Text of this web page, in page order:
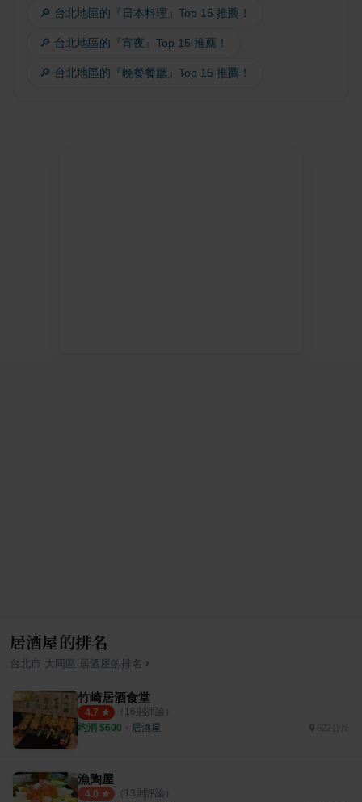
🔎 台北地區的『日本料理』Top 15 推薦！
🔎 台北地區的『宵夜』Top 15 推薦！
🔎 台北地區的『晚餐餐廳』Top 15 推薦！
居酒屋的排名
台北市 大同區 居酒屋 的排名 ›
竹崎居酒食堂
4.7 （ 16則評論）
均消 $600 ・ 居酒屋 622公尺
漁陶屋
4.0 （ 13則評論）